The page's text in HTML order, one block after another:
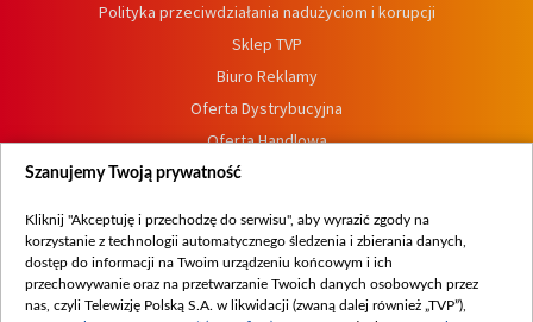
Polityka przeciwdziałania nadużyciom i korupcji
Sklep TVP
Biuro Reklamy
Oferta Dystrybucyjna
Oferta Handlowa
Dostępność
Procedura zgłoszeń wewnętrznych
Szanujemy Twoją prywatność
Kliknij "Akceptuję i przechodzę do serwisu", aby wyrazić zgody na
korzystanie z technologii automatycznego śledzenia i zbierania danych,
dostęp do informacji na Twoim urządzeniu końcowym i ich
przechowywanie oraz na przetwarzanie Twoich danych osobowych przez
nas, czyli Telewizję Polską S.A. w likwidacji (zwaną dalej również „TVP”),